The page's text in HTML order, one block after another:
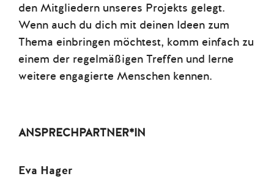
den Mitgliedern unseres Projekts gelegt.
Wenn auch du dich mit deinen Ideen zum
Thema einbringen möchtest, komm einfach zu
einem der regelmäßigen Treffen und lerne
weitere engagierte Menschen kennen.
ANSPRECHPARTNER*IN
Eva Hager